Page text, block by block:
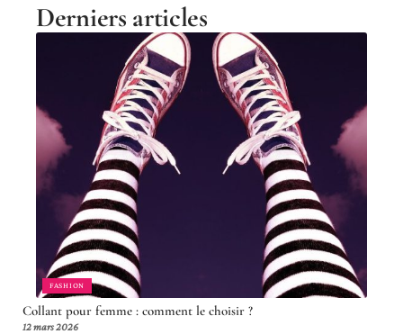
Derniers articles
FASHION
Collant pour femme : comment le choisir ?
12 mars 2026